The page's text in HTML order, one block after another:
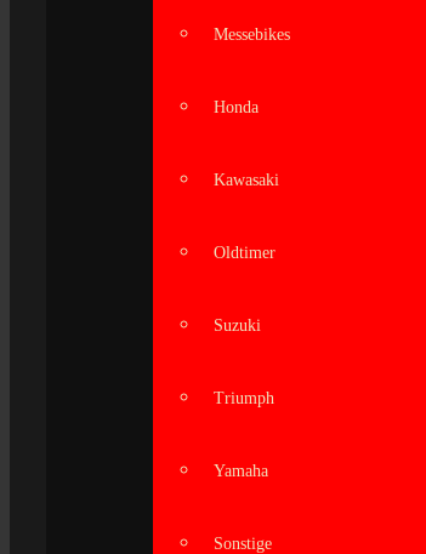
Messebikes
Honda
Kawasaki
Oldtimer
Suzuki
Triumph
Yamaha
Sonstige